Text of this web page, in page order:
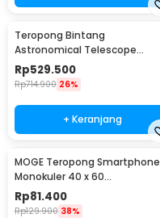
Teropong Bintang
Astronomical Telescope
700/60mm - F70060
Rp529.500
Rp714.900 26%
+ Keranjang
MOGE Teropong Smartphone
Monokuler 40 x 60
Magnification Zoom - KL1040
Rp81.400
Rp129.900 38%